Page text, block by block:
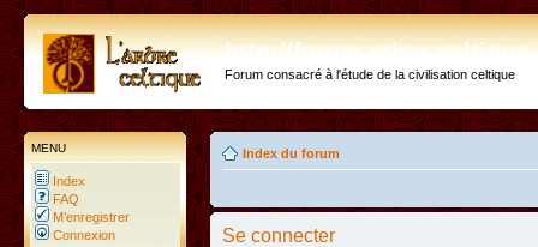
http://forum.arbre-
Forum consacré à l'étude de la civilisation celtique
MENU
Index
FAQ
M’enregistrer
Connexion
Index du forum
Se connecter